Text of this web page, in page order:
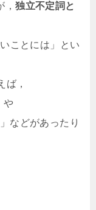
，独立不定詞と
ことには」とい
ば，
や
などがあったり